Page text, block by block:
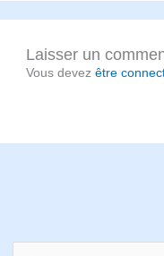
Laisser un
Vous devezêtre